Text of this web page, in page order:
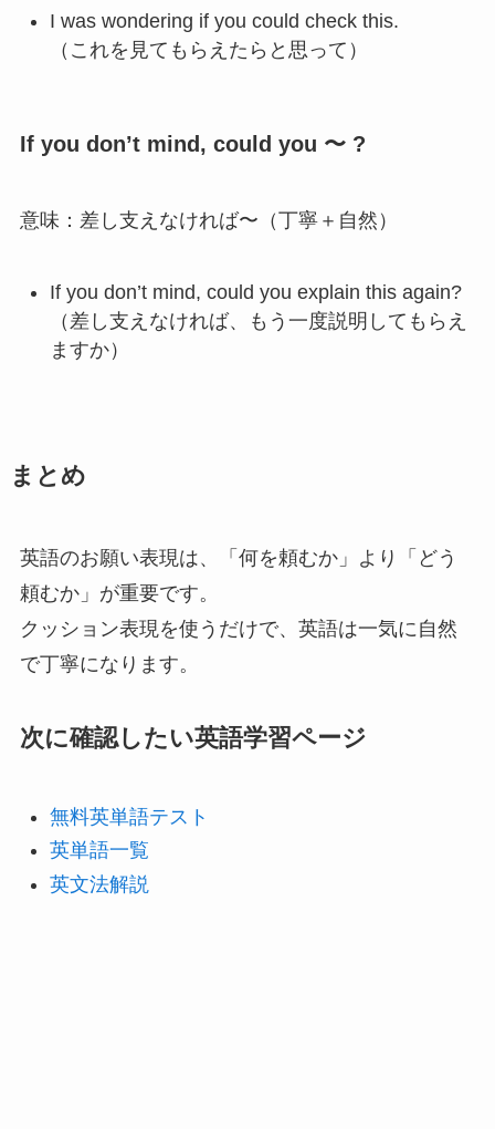
I was wondering if you could check this.
（これを見てもらえたらと思って）
If you don’t mind, could you 〜 ?
意味：差し支えなければ〜（丁寧＋自然）
If you don’t mind, could you explain this again?
（差し支えなければ、もう一度説明してもらえ
ますか）
まとめ
英語のお願い表現は、「何を頼むか」より「どう
頼むか」が重要です。
クッション表現を使うだけで、英語は一気に自然
で丁寧になります。
次に確認したい英語学習ページ
無料英単語テスト
英単語一覧
英文法解説